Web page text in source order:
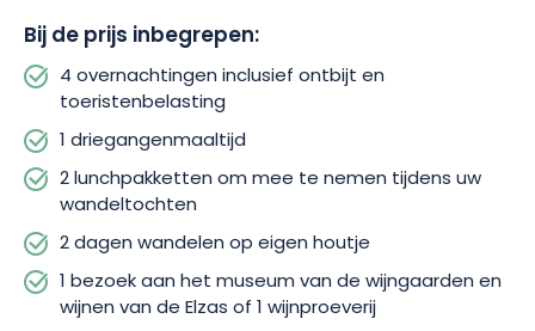
Een rustig verblijf, ideaal voor liefhebbers van natuur,
gastronomie en authenticiteit, om de schatten van de Elzasser
streek te ontdekken. Boek nu uw avontuur en beleef de Elzas
op een andere manier!
Bij de prijs inbegrepen:
4 overnachtingen inclusief ontbijt en
toeristenbelasting
1 driegangenmaaltijd
2 lunchpakketten om mee te nemen tijdens uw
wandeltochten
2 dagen wandelen op eigen houtje
1 bezoek aan het museum van de wijngaarden en
wijnen van de Elzas of 1 wijnproeverij